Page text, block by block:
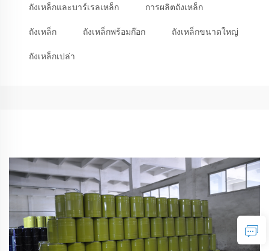
ถังเหล็กและบาร์เรลเหล็ก การผลิตถังเหล็ก
ถังเหล็ก ถังเหล็กพร้อมก๊อก ถังเหล็กขนาดใหญ่
ถังเหล็กเปล่า